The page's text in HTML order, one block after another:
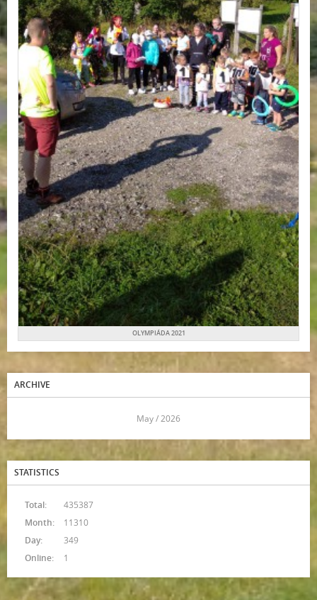
OLYMPIÁDA 2021
ARCHIVE
May / 2026
STATISTICS
Online: 1
Total:
435387
Month:
11310
Day:
349